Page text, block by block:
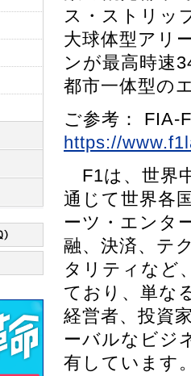
ス・ストリッ
大球体型アリ
ンが最高時速
都市一体型の
ご参考： FIA-
https://
F1は、世界
通じて世界各
ーツ・エンタ
融、決済、テ
タリティなど
ており、単な
経営者、投資
ーバルなビジ
有しています